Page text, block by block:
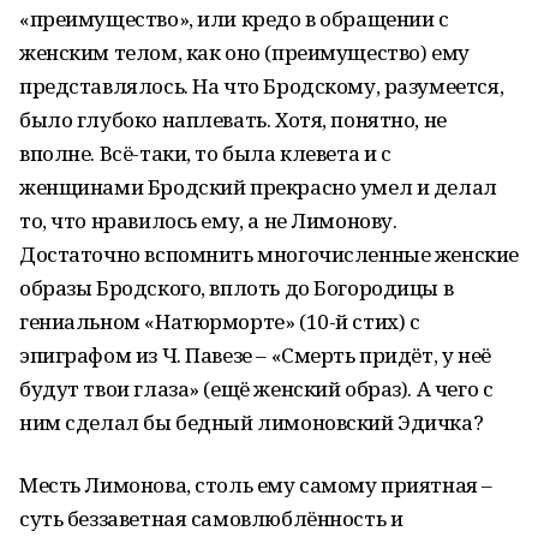
«преимущество», или кредо в обращении с
женским телом, как оно (преимущество) ему
представлялось. На что Бродскому, разумеется,
было глубоко наплевать. Хотя, понятно, не
вполне. Всё-таки, то была клевета и с
женщинами Бродский прекрасно умел и делал
то, что нравилось ему, а не Лимонову.
Достаточно вспомнить многочисленные женские
образы Бродского, вплоть до Богородицы в
гениальном «Натюрморте» (10-й стих) с
эпиграфом из Ч. Павезе – «Смерть придёт, у неё
будут твои глаза» (ещё женский образ). А чего с
ним сделал бы бедный лимоновский Эдичка?
Месть Лимонова, столь ему самому приятная –
суть беззаветная самовлюблённость и